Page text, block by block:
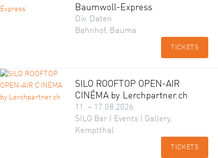
Baumwoll-Express
Div. Daten
Bahnhof, Bauma
TICKETS
SILO ROOFTOP OPEN-AIR
CINÉMA by Lerchpartner.ch
11. – 17.08.2026
SILO Bar | Events | Gallery,
Kemptthal
TICKETS